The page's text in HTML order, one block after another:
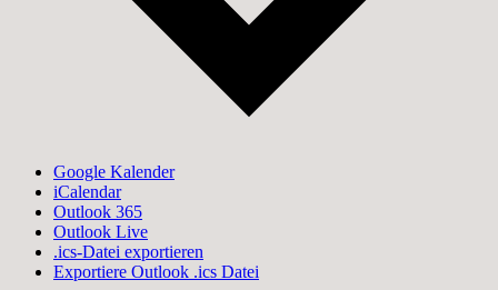
Google Kalender
iCalendar
Outlook 365
Outlook Live
.ics-Datei exportieren
Exportiere Outlook .ics Datei